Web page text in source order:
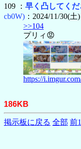
109 ： 早く凸してく
cb0W) ：2024/11/30(
>>104
プリィ😡
https://
186KB
掲示板に戻る 全部 前